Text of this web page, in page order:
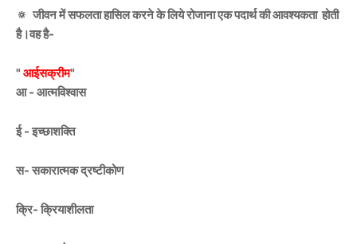
🔅 जीवन में सफलता हासिल करने के लिये रोजाना एक पदार्थ की आवश्यकता होती
है।वह है-
" आईसक्रीम"
आ - आत्मविश्वास
ई - इच्छाशक्ति
स- सकारात्मक द्रष्टीकोण
क्रि- क्रियाशीलता